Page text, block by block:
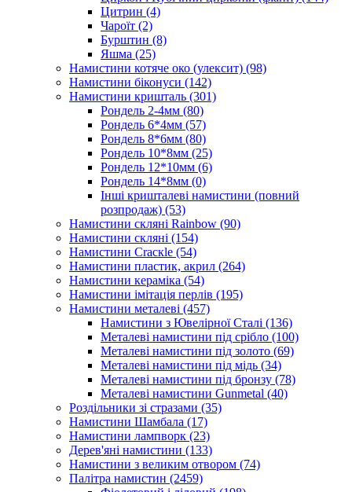
Цитрин (4)
Чароїт (2)
Бурштин (8)
Яшма (25)
Намистини котяче око (улексит) (98)
Намистини біконуси (142)
Намистини кришталь (301)
Рондель 2-4мм (80)
Рондель 6*4мм (57)
Рондель 8*6мм (80)
Рондель 10*8мм (25)
Рондель 12*10мм (6)
Рондель 14*8мм (0)
Інші кришталеві намистини (повний
розпродаж) (53)
Намистини скляні Rainbow (90)
Намистини скляні (154)
Намистини Cracкle (54)
Намистини пластик, акрил (264)
Намистини кераміка (54)
Намистини імітація перлів (195)
Намистини металеві (457)
Намистини з Ювелірної Сталі (136)
Металеві намистини під срібло (100)
Металеві намистини під золото (69)
Металеві намистини під мідь (34)
Металеві намистини під бронзу (78)
Металеві намистини Gunmetal (40)
Роздільники зі стразами (35)
Намистини Шамбала (17)
Намистини лампворк (23)
Дерев'яні намистини (133)
Намистини з великим отвором (74)
Палітра намистин (2459)